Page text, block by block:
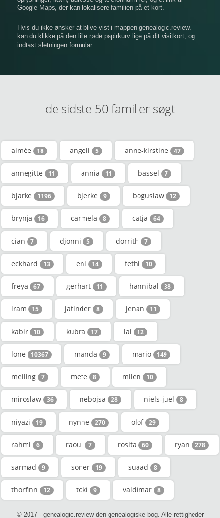
Google Maps, der kan lokalisere familien på et kort.
Hvis du ikke ønsker at blive vist i mappen genealogic.review,
kan du klikke på den lille røde papirkurv lige på dit visitkort, og
indtast sletningen formular.
de sidste 50 familier søgt
aimée 18 angeli 5 anne-kirstine 47
annegitte 11 annia 11 bassel 7
bjarke 1196 bjerke 9 boguslaw 12
brynja 16 carmela 8 catja 64
cian 7 djonni 5 dorrith 7
eckhard 13 eni 14 fethi 10
freya 67 gerhart 11 hannibal 38
iram 15 jatinder 8 jenan 11
kabir 10 kubra 17 lai 12
lone 10367 manda 9 mario 149
meiling 7 mete 8 milen 10
miroslaw 36 nebojsa 28 niels-juel 8
niyazi 19 nynne 270 olof 29
rahmi 6 raoul 7 rosita 60 ryan 278
sarmad 9 soner 19 suaad 8
thorfinn 12 toki 9 valdimar 8
© 2017 - genealogic.review den genealogiske bog. Alle rettigheder